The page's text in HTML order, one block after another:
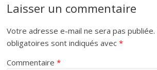
Laisser un commentaire
Votre adresse e-mail ne sera pas publiée.
obligatoires sont indiqués avec*
Commentaire*